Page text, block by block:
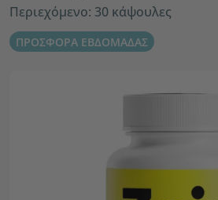
Περιεχόμενο: 30 κάψουλες
ΠΡΟΣΦΟΡΑ ΕΒΔΟΜΑΔΑΣ